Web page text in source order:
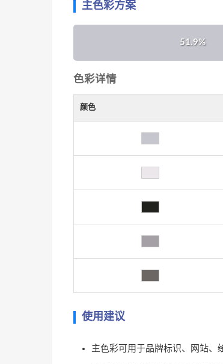
主色彩方案
51.9%
色彩详情
颜色
使用建议
主色彩可用于品牌标识、网站、